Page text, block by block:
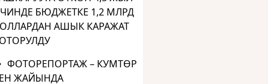
БЮДЖЕТКЕ 1,2 МЛРД
АШЫК КАРАЖАТ
ФОТОРЕПОРТАЖ – КУМТӨР
ЖАЙЫНДА